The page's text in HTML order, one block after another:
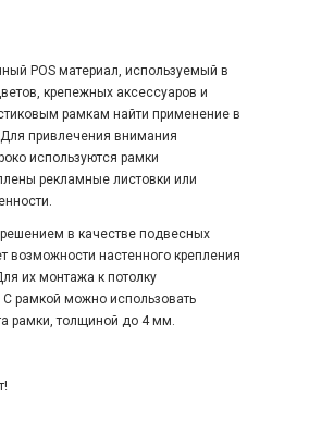
POS материал, используемый в
крепежных аксессуаров и
рамкам найти применение в
привлечения внимания
используются рамки
рекламные листовки или
в качестве подвесных
возможности настенного крепления
их монтажа к потолку
рамкой можно использовать
рамки, толщиной до 4 мм.